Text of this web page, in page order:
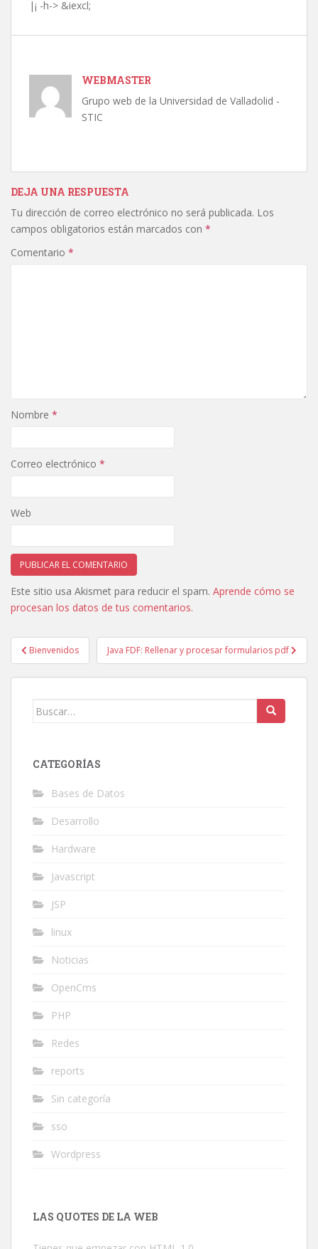
|¡ -h-> &iexcl;
WEBMASTER
Grupo web de la Universidad de Valladolid -
STIC
DEJA UNA RESPUESTA
Tu dirección de correo electrónico no será publicada. Los
campos obligatorios están marcados con *
Comentario *
Nombre *
Correo electrónico *
Web
Este sitio usa Akismet para reducir el spam. Aprende cómo se
procesan los datos de tus comentarios.
Navegación
de
entradas
Bienvenidos Java FDF: Rellenar y procesar formularios pdf
Buscar:
CATEGORÍAS
Bases de Datos
Desarrollo
Hardware
Javascript
JSP
linux
Noticias
OpenCms
PHP
Redes
reports
Sin categoría
sso
Wordpress
LAS QUOTES DE LA WEB